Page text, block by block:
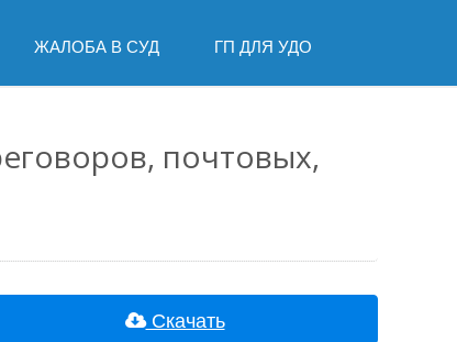
ЖАЛОБА В СУД ГП ДЛЯ УДО
почтовых,
Скачать